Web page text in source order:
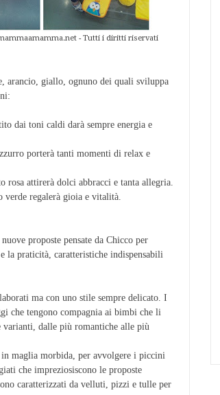
- Tutti i diritti riservati
arancio, giallo, ognuno dei quali sviluppa
dai toni caldi darà sempre energia e
porterà tanti momenti di relax e
rosa attirerà dolci abbracci e tanta allegria.
regalerà gioia e vitalità.
proposte pensate da Chicco per
la praticità, caratteristiche indispensabili
ma con uno stile sempre delicato. I
che tengono compagnia ai bimbi che li
dalle più romantiche alle più
maglia morbida, per avvolgere i piccini
che impreziosiscono le proposte
caratterizzati da velluti, pizzi e tulle per